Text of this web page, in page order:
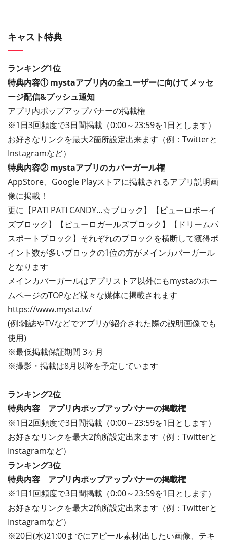
キャスト特典
ランキング1位
特典内容① mystaアプリ内の全ユーザーに向けてメッセ
ージ配信&プッシュ通知
アプリ内ポップアップバナーの掲載権
※1日3回頻度で3日間掲載（0:00～23:59を1日とします）
お好きなリンクを最大2箇所設定出来ます（例：Twitterと
Instagramなど）
特典内容② mystaアプリのカバーガール権
AppStore、Google Playストアに掲載されるアプリ説明画
像に掲載！
更に【PATI PATI CANDY…☆ブロック】【ピューロボーイ
ズブロック】【ピューロガールズブロック】【ドリームパ
スポートブロック】それぞれのブロックを横断して獲得ポ
イント数が多いブロックの1位の方がメインカバーガール
となります
メインカバーガールはアプリストア以外にもmystaのホー
ムページのTOPなど様々な媒体に掲載されます
https://www.mysta.tv/
(例:雑誌やTVなどでアプリが紹介された際の説明画像でも
使用)
※最低掲載保証期間 3ヶ月
※撮影・掲載は8月以降を予定しています
ランキング2位
特典内容 アプリ内ポップアップバナーの掲載権
※1日2回頻度で3日間掲載（0:00～23:59を1日とします）
お好きなリンクを最大2箇所設定出来ます（例：Twitterと
Instagramなど）
ランキング3位
特典内容 アプリ内ポップアップバナーの掲載権
※1日1回頻度で3日間掲載（0:00～23:59を1日とします）
お好きなリンクを最大2箇所設定出来ます（例：Twitterと
Instagramなど）
※20日(水)21:00までにアピール素材(出したい画像、テキ